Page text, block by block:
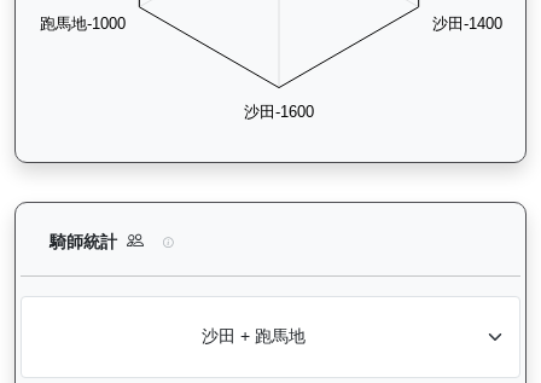
騎師統計 背背龍（H374）— 騎師統計分析：查看各騎師